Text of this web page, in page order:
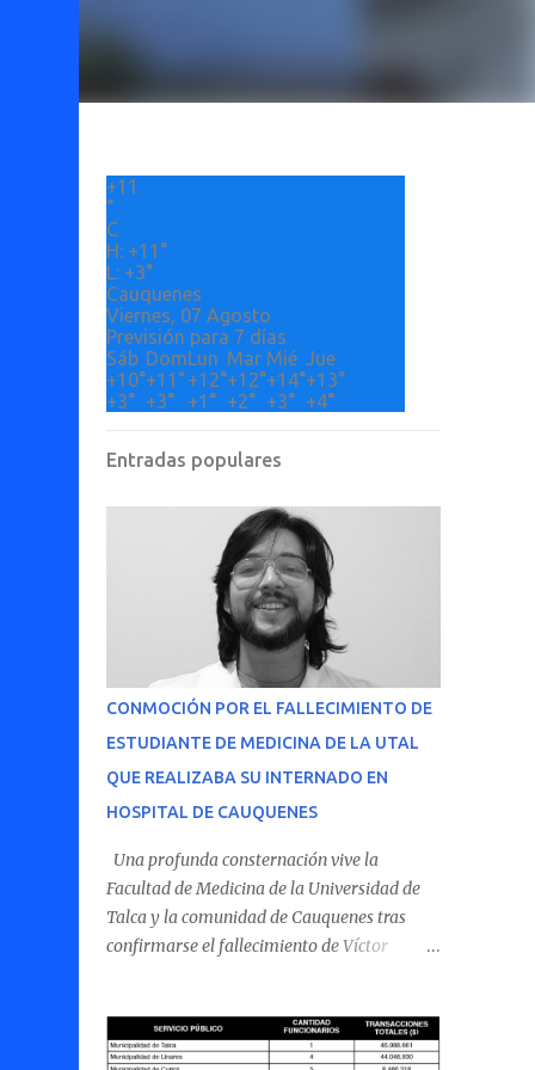
+11
°
C
H: +11°
L: +3°
Cauquenes
Viernes, 07 Agosto
Previsión para 7 días
Sáb DomLun Mar Mié Jue
+10°+11°+12°+12°+14°+13°
+3° +3° +1° +2° +3° +4°
Entradas populares
CONMOCIÓN POR EL FALLECIMIENTO DE
ESTUDIANTE DE MEDICINA DE LA UTAL
QUE REALIZABA SU INTERNADO EN
HOSPITAL DE CAUQUENES
Una profunda consternación vive la
Facultad de Medicina de la Universidad de
Talca y la comunidad de Cauquenes tras
confirmarse el fallecimiento de Víctor
Cauquenes. De acuerdo con los antecedentes
conocidos, el joven se presentó a cumplir su